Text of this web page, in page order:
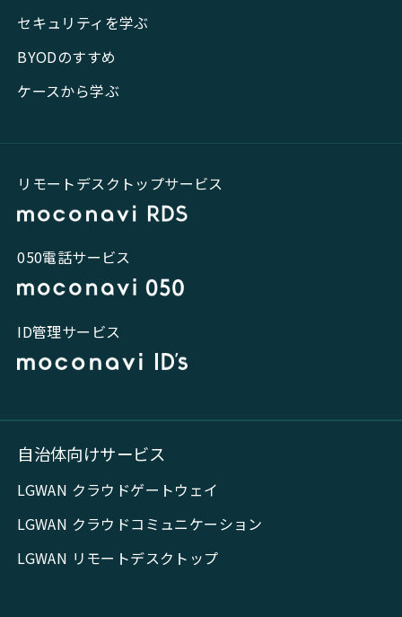
セキュリティを学ぶ
BYODのすすめ
ケースから学ぶ
リモートデスクトップサービス
050電話サービス
ID管理サービス
自治体向けサービス
LGWAN クラウドゲートウェイ
LGWAN クラウドコミュニケーション
LGWAN リモートデスクトップ